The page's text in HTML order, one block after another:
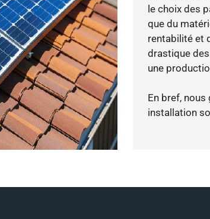
le choix des
que du
rentabilité et
drastique
une
En bref,
installation